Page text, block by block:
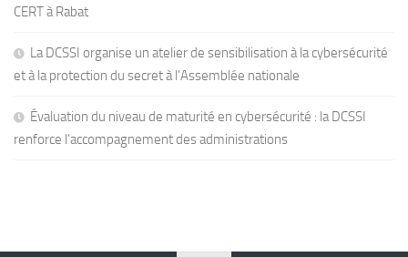
CERT à Rabat
La DCSSI organise un atelier de sensibilisation à la cybersécurité
et à la protection du secret à l’Assemblée nationale
Évaluation du niveau de maturité en cybersécurité : la DCSSI
renforce l’accompagnement des administrations